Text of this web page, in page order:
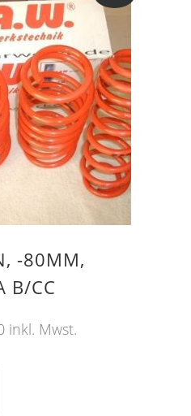
-80MM,
B/CC
Aktueller
inkl. Mwst.